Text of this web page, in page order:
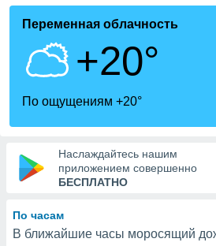
Вы можете
к этому
доступ
Переменная облачность
+20°
По ощущениям +20°
Наслаждайтесь нашим
приложением совершенно
БЕСПЛАТНО
По часам
В ближайшие часы моросящий